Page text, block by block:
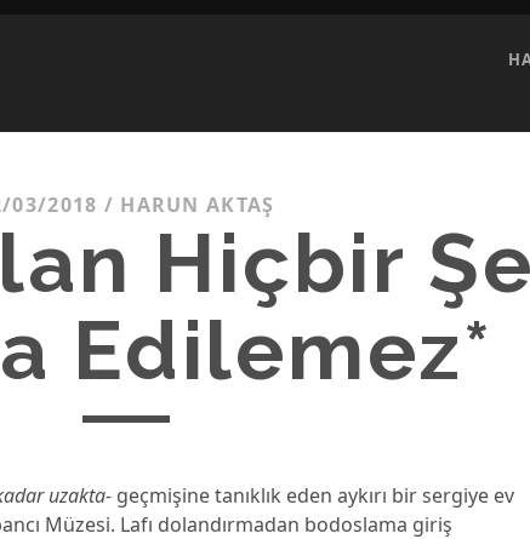
03/2018 / HARUN AKTAŞ
Hiçbir
Edilemez*
uzakta- geçmişine tanıklık eden aykırı bir sergiye ev
Müzesi. Lafı dolandırmadan bodoslama giriş